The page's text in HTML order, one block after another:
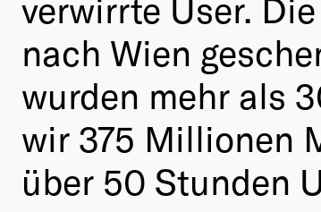
verwirrte User.
nach Wien
wurden mehr als
wir 375 Millionen
über 50 Stunden